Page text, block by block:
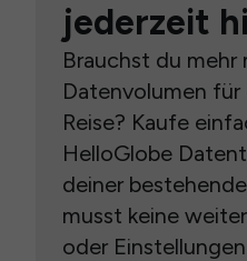
jederzeit
Brauchst du mehr
Datenvolumen
Reise? Kaufe
HelloGlobe
deiner
musst keine
oder